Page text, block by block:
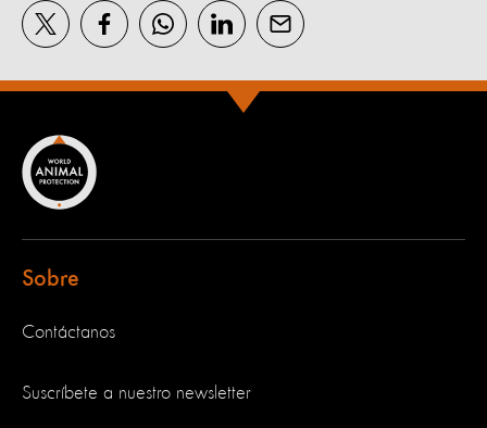
Sobre
Contáctanos
Suscríbete a nuestro newsletter